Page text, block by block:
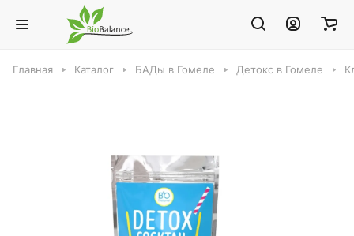
Главная Каталог БАДы в Гомеле Детокс в Гомеле